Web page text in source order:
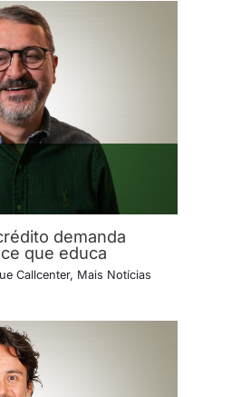
demanda
que educa
Callcenter, Mais Notícias